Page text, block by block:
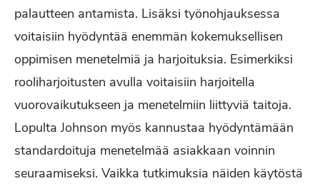
palautteen antamista. Lisäksi työnohjauksessa
voitaisiin hyödyntää enemmän kokemuksellisen
oppimisen menetelmiä ja harjoituksia. Esimerkiksi
rooliharjoitusten avulla voitaisiin harjoitella
vuorovaikutukseen ja menetelmiin liittyviä taitoja.
Lopulta Johnson myös kannustaa hyödyntämään
standardoituja menetelmää asiakkaan voinnin
seuraamiseksi. Vaikka tutkimuksia näiden käytöstä